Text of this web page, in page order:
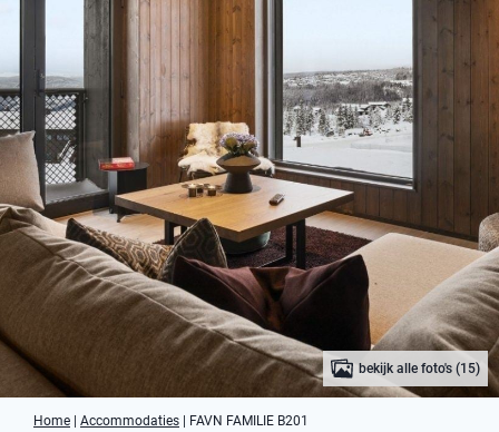
bekijk alle foto's (15)
Home Accommodaties FAVN FAMILIE B201